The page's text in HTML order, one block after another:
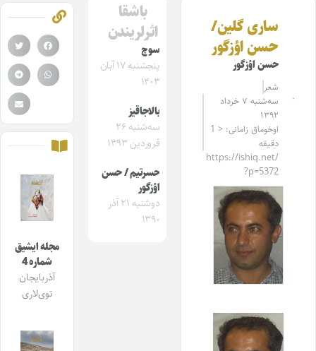
ساری گلین/
حسن اؤزگور
حسن اؤزگور
شعر
سه‌شنبه ۷ خرداد
۱۳۹۲
اوخوماق زامانی: < 1
دقیقه
https://ishiq.net/
?p=5372
باشقا
اثرلریندن
سوچ
پنجشنبه ۱۷ آبان
۱۴۰۳
بالاجاقیز
سه‌شنبه ۲۶
فروردین ۱۳۹۳
حسرتیم / حسن
اؤزگور
دوشنبه ۲۱ آذر
۱۳۹۰
مجله ایشیق
شماره 4
آذربایجان
توی‌لاری